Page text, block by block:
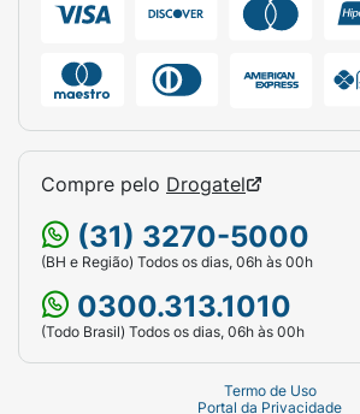
Compre pelo Drogatel
(31) 3270-5000
(BH e Região) Todos os dias, 06h às 00h
0300.313.1010
(Todo Brasil) Todos os dias, 06h às 00h
Termo de Uso
Portal da Privacidade